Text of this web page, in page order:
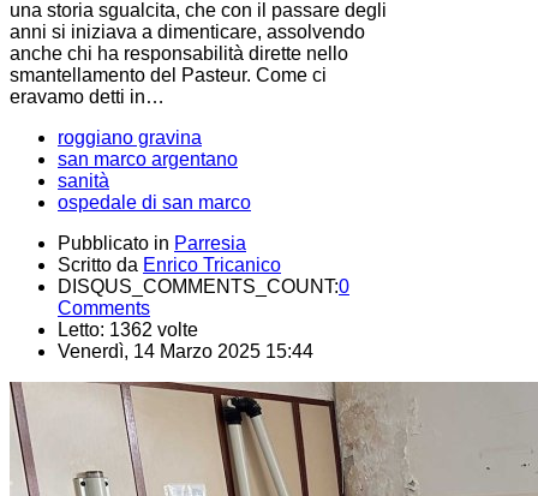
una storia sgualcita, che con il passare degli
anni si iniziava a dimenticare, assolvendo
anche chi ha responsabilità dirette nello
smantellamento del Pasteur. Come ci
eravamo detti in…
roggiano gravina
san marco argentano
sanità
ospedale di san marco
Pubblicato in Parresia
Scritto da Enrico Tricanico
DISQUS_COMMENTS_COUNT:0
Comments
Letto: 1362 volte
Venerdì, 14 Marzo 2025 15:44